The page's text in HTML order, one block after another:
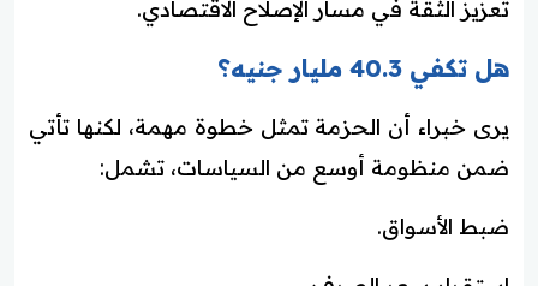
تعزيز الثقة في مسار الإصلاح الاقتصادي.
هل تكفي 40.3 مليار جنيه؟
يرى خبراء أن الحزمة تمثل خطوة مهمة، لكنها تأتي
ضمن منظومة أوسع من السياسات، تشمل:
ضبط الأسواق.